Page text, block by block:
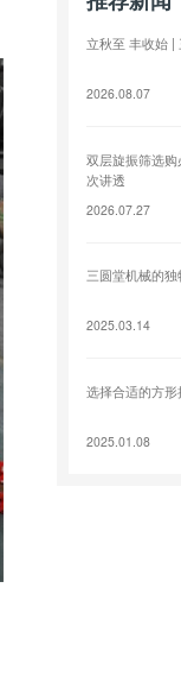
立秋至 丰收始 |
2026.08.07
双层旋振筛选
次讲透
2026.07.27
三圆堂机械的
2025.03.14
选择合适的方
2025.01.08